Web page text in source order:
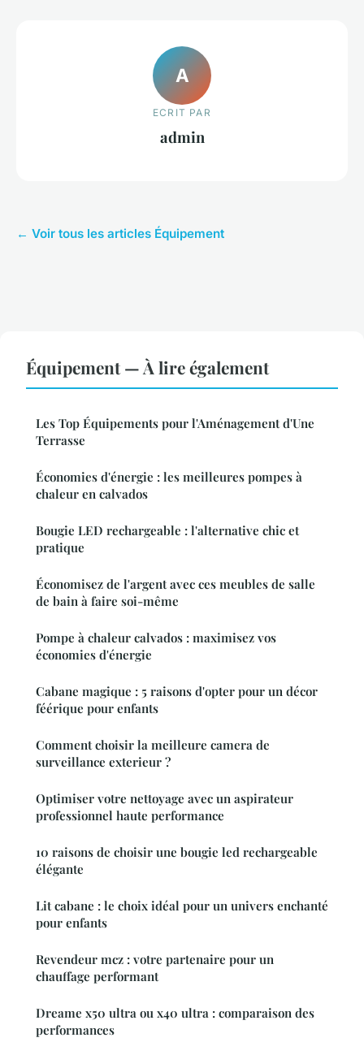
A
ECRIT PAR
admin
← Voir tous les articles Équipement
Équipement — À lire également
Les Top Équipements pour l'Aménagement d'Une
Terrasse
Économies d'énergie : les meilleures pompes à
chaleur en calvados
Bougie LED rechargeable : l'alternative chic et
pratique
Économisez de l'argent avec ces meubles de salle
de bain à faire soi-même
Pompe à chaleur calvados : maximisez vos
économies d'énergie
Cabane magique : 5 raisons d'opter pour un décor
féérique pour enfants
Comment choisir la meilleure camera de
surveillance exterieur ?
Optimiser votre nettoyage avec un aspirateur
professionnel haute performance
10 raisons de choisir une bougie led rechargeable
élégante
Lit cabane : le choix idéal pour un univers enchanté
pour enfants
Revendeur mcz : votre partenaire pour un
chauffage performant
Dreame x50 ultra ou x40 ultra : comparaison des
performances